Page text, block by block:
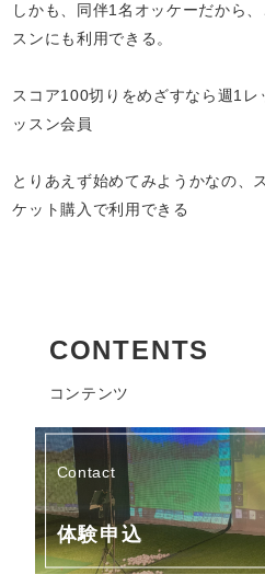
しかも、同伴1名オッケーだから
スンにも利用できる。
スコア100切りをめざすなら週1
ッスン会員
とりあえず始めてみようかなの、
ケット購入で利用できる
CONTENTS
コンテンツ
Contact
体験申込